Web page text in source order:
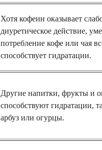
Хотя кофеин оказывает
диуретическое действие,
потребление кофе или чая
способствует гидратации.
Другие напитки, фрукты и
способствуют гидратации,
арбуз или огурцы.